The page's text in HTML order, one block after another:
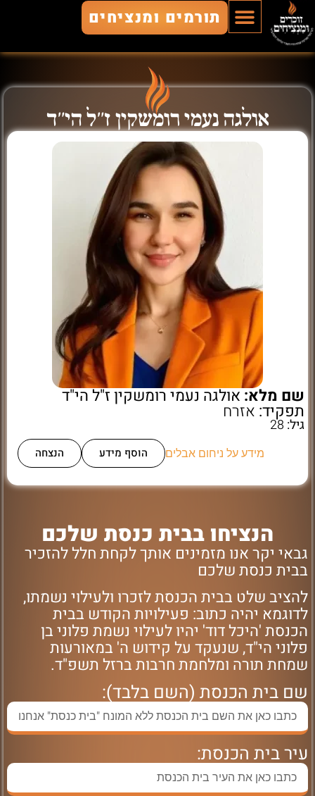
תורמים ומנציחים
אולגה נעמי רומשקין ז"ל הי"ד
שם מלא:אולגה נעמי רומשקין ז"ל הי"ד
תפקיד: אזרח
גיל: 28
מידע על ניחום אבלים הוסף מידע הנצחה
הנציחו בבית כנסת שלכם
גבאי יקר אנו מזמינים אותך לקחת חלל להזכיר
בבית כנסת שלכם
להציב שלט בבית הכנסת לזכרו ולעילוי נשמתו,
לדוגמא יהיה כתוב: פעילויות הקודש בבית
הכנסת 'היכל דוד' יהיו לעילוי נשמת פלוני בן
פלוני הי"ד, שנעקד על קידוש ה' במאורעות
שמחת תורה ומלחמת חרבות ברזל תשפ"ד.
שם בית הכנסת (השם בלבד):
עיר בית הכנסת: